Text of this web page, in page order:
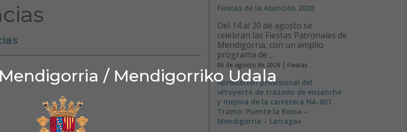
/ Mendigorriko Udala
Fiestas de la Asunción 2026
Del 14 al 20 de agosto se
celebran las Fiestas Patronales de
Mendigorria, con un amplio
programa de ...
06 de agosto de 2026 | Fiestas
Aprobación provisional del
«Proyecto de trazado de ensanche
y mejora de la carretera NA-601.
Tramo: Puente la Reina –
Mendigorria – Larraga»